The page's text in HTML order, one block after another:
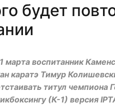
будет
марта воспитанник
каратэ Тимур
титул чемпиона
(К-1) версия